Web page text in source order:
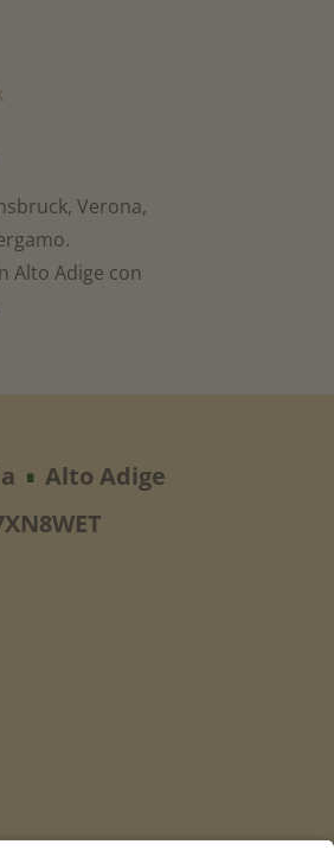
Verona,
Alto Adige con
∎ Alto Adige